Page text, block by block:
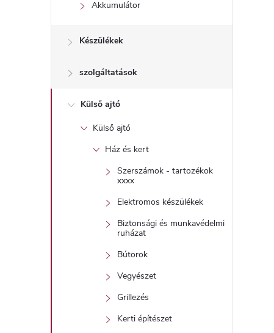
Akkumulátor
Készülékek
szolgáltatások
Külső ajtó
Külső ajtó
Ház és kert
Szerszámok - tartozékok
xxxx
Elektromos készülékek
Biztonsági és munkavédelmi
ruházat
Bútorok
Vegyészet
Grillezés
Kerti építészet